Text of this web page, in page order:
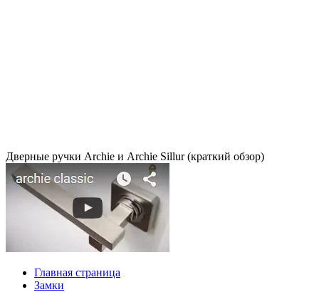
Дверные ручки Archie и Archie Sillur (краткий обзор)
Главная страница
Замки